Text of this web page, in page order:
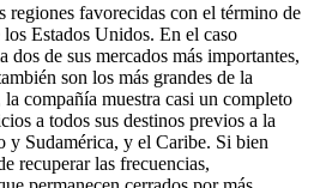
regiones favorecidas con el término de
Estados Unidos. En el caso
de sus mercados más importantes,
son los más grandes de la
compañía muestra casi un completo
a todos sus destinos previos a la
y Sudamérica, y el Caribe. Si bien
recuperar las frecuencias,